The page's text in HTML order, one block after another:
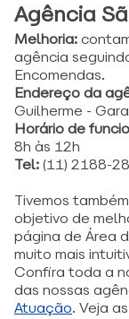
Agência
Melhoria:
agência
Encomendas.
Endereço da
Guilherme -
Horário de
8h às 12h
Tel:(11) 2188-
Tivemos
objetivo de
página de Área
muito mais
Confira toda a
das nossas
Atuação. Veja